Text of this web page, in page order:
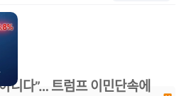
트럼프 이민단속에